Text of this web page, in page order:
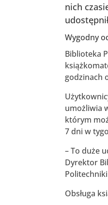
nich
Wygodny
Biblioteka
godzinach
umożliwia
którym
7 dni w
– To duże
Dyrektor
Obsługa